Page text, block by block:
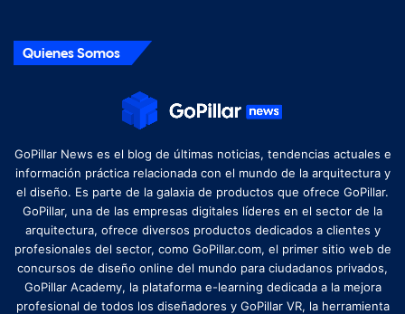
Quienes Somos
GoPillar News es el blog de últimas noticias, tendencias actuales e
información práctica relacionada con el mundo de la arquitectura y
el diseño. Es parte de la galaxia de productos que ofrece GoPillar.
GoPillar, una de las empresas digitales líderes en el sector de la
arquitectura, ofrece diversos productos dedicados a clientes y
profesionales del sector, como GoPillar.com, el primer sitio web de
concursos de diseño online del mundo para ciudadanos privados,
GoPillar Academy, la plataforma e-learning dedicada a la mejora
profesional de todos los diseñadores y GoPillar VR, la herramienta